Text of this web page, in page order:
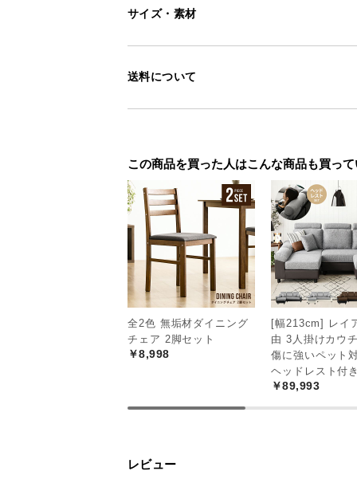
サイズ・素材
送料について
この商品を買った人はこんな商品も買っ
全2色 無垢材ダイニング
チェア 2脚セット
￥8,998
[幅213cm] レイ
由 3人掛けカウ
傷に強いペット
ヘッドレスト付
￥89,993
レビュー